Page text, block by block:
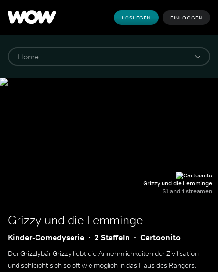
LOSLEGEN EINLOGGEN
Grizzy und die Lemminge
S1 and 4 streamen
Grizzy und die Lemminge
Kinder-Comedyserie 2 Staffeln Cartoonito
Der Grizzlybär Grizzy liebt die Annehmlichkeiten der Zivilisation
und schleicht sich so oft wie möglich in das Haus des Rangers.